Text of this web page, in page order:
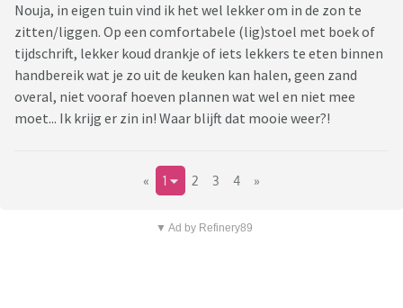
Nouja, in eigen tuin vind ik het wel lekker om in de zon te
zitten/liggen. Op een comfortabele (lig)stoel met boek of
tijdschrift, lekker koud drankje of iets lekkers te eten binnen
handbereik wat je zo uit de keuken kan halen, geen zand
overal, niet vooraf hoeven plannen wat wel en niet mee
moet... Ik krijg er zin in! Waar blijft dat mooie weer?!
« 1 2 3 4 »
▼ Ad by Refinery89